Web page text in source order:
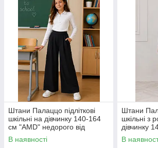
Штани Палаццо підліткові
шкільні на дівчинку 140-164
см "AMD" недорого від
прямого постачальника
В наявності
Штани
шкільні з
дівчинку
недорого
В